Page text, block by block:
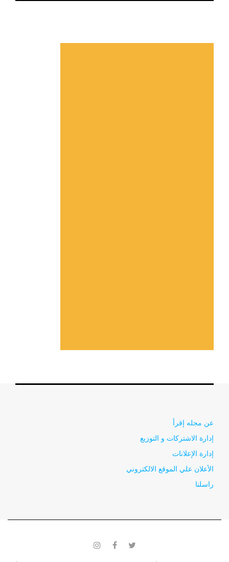
عن مجله إقرأ
إدارة الاشتركات و التوزيع
إدارة الإعلانات
الأعلان علي الموقع الالكتروني
راسلنا